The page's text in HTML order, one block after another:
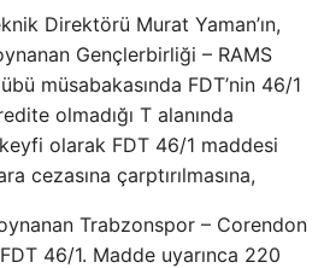
Direktörü Murat Yaman’ın,
Gençlerbirliği – RAMS
müsabakasında FDT’nin 46/1
olmadığı T alanında
olarak FDT 46/1 maddesi
cezasına çarptırılmasına,
Trabzonspor – Corendon
46/1. Madde uyarınca 220